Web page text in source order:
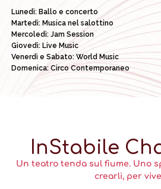
Lunedì: Ballo e concerto
Martedì: Musica nel salottino
Mercoledì: Jam Session
Giovedì: Live Music
Venerdì e Sabato: World Music
Domenica: Circo Contemporaneo
InStabile
Un teatro tenda sul fiume. Uno
crearli, per